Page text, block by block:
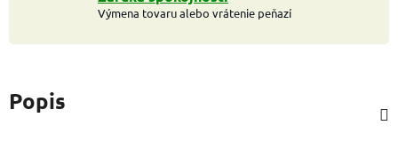
Výmena tovaru alebo vrátenie peňazí
Popis